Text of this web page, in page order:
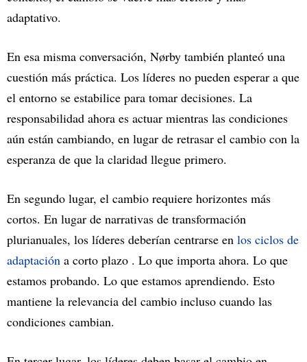
adaptativo.
En esa misma conversación, Nørby también planteó una
cuestión más práctica. Los líderes no pueden esperar a que
el entorno se estabilice para tomar decisiones. La
responsabilidad ahora es actuar mientras las condiciones
aún están cambiando, en lugar de retrasar el cambio con la
esperanza de que la claridad llegue primero.
En segundo lugar, el cambio requiere horizontes más
cortos. En lugar de narrativas de transformación
plurianuales, los líderes deberían centrarse en los ciclos de
adaptación a corto plazo . Lo que importa ahora. Lo que
estamos probando. Lo que estamos aprendiendo. Esto
mantiene la relevancia del cambio incluso cuando las
condiciones cambian.